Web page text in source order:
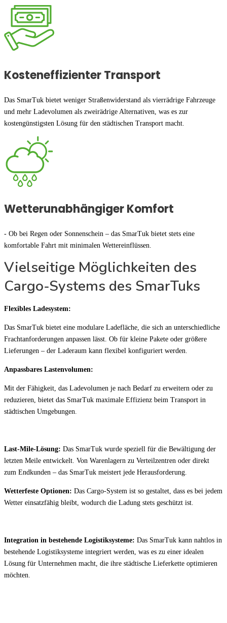
Kosteneffizienter Transport
Das SmarTuk bietet weniger Straßenwiderstand als vierrädrige Fahrzeuge
und mehr Ladevolumen als zweirädrige Alternativen, was es zur
kostengünstigsten Lösung für den städtischen Transport macht.
Wetterunabhängiger Komfort
- Ob bei Regen oder Sonnenschein – das SmarTuk bietet stets eine
komfortable Fahrt mit minimalen Wettereinflüssen.
Vielseitige Möglichkeiten des
Cargo-Systems des SmarTuks
Flexibles Ladesystem:
Das SmarTuk bietet eine modulare Ladefläche, die sich an unterschiedliche
Frachtanforderungen anpassen lässt. Ob für kleine Pakete oder größere
Lieferungen – der Laderaum kann flexibel konfiguriert werden.
Anpassbares Lastenvolumen:
Mit der Fähigkeit, das Ladevolumen je nach Bedarf zu erweitern oder zu
reduzieren, bietet das SmarTuk maximale Effizienz beim Transport in
städtischen Umgebungen.
Last-Mile-Lösung: Das SmarTuk wurde speziell für die Bewältigung der
letzten Meile entwickelt. Von Warenlagern zu Verteilzentren oder direkt
zum Endkunden – das SmarTuk meistert jede Herausforderung.
Wetterfeste Optionen: Das Cargo-System ist so gestaltet, dass es bei jedem
Wetter einsatzfähig bleibt, wodurch die Ladung stets geschützt ist.
Integration in bestehende Logistiksysteme: Das SmarTuk kann nahtlos in
bestehende Logistiksysteme integriert werden, was es zu einer idealen
Lösung für Unternehmen macht, die ihre städtische Lieferkette optimieren
möchten.